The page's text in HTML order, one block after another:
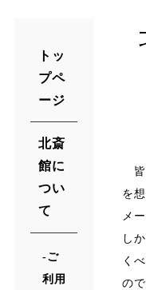
皆
を
メ
し
く
ので
トッ
プペ
ージ
北斎
館に
つい
て
ご
利用